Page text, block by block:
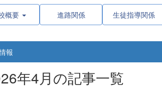
概要 進路関係 生徒指導関係
報
年4月の記事一覧